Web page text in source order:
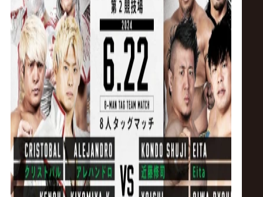
ス
リ
ン
グ・
ノ
ア